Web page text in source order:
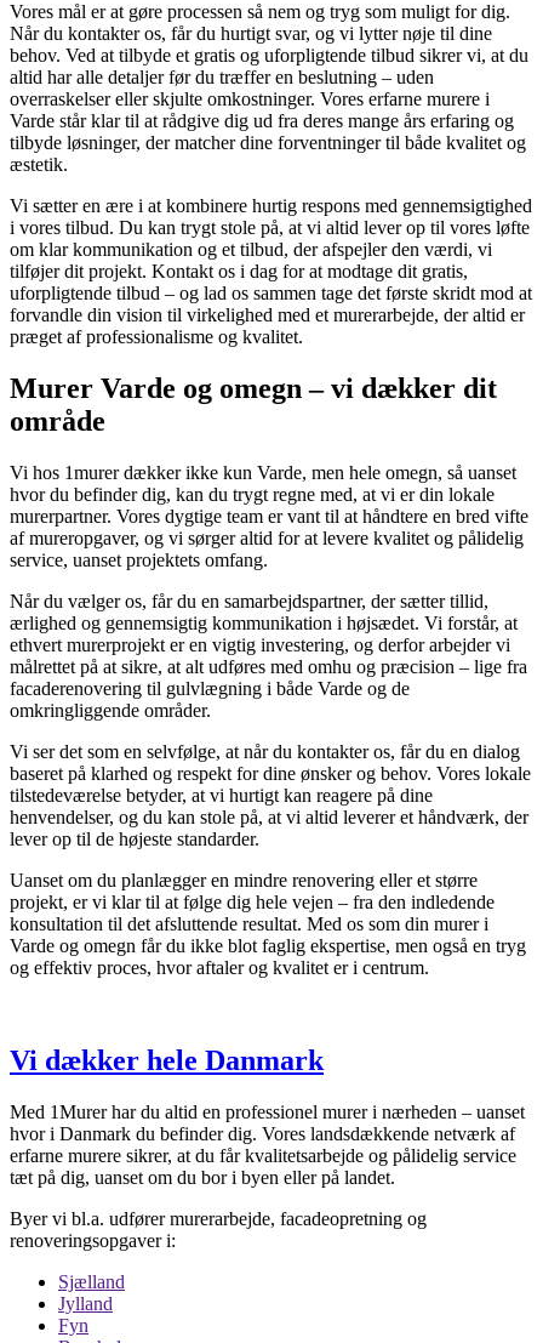
Vores mål er at gøre processen så nem og tryg som muligt for dig.
Når du kontakter os, får du hurtigt svar, og vi lytter nøje til dine
behov. Ved at tilbyde et gratis og uforpligtende tilbud sikrer vi, at du
altid har alle detaljer før du træffer en beslutning – uden
overraskelser eller skjulte omkostninger. Vores erfarne murere i
Varde står klar til at rådgive dig ud fra deres mange års erfaring og
tilbyde løsninger, der matcher dine forventninger til både kvalitet og
æstetik.
Vi sætter en ære i at kombinere hurtig respons med gennemsigtighed
i vores tilbud. Du kan trygt stole på, at vi altid lever op til vores løfte
om klar kommunikation og et tilbud, der afspejler den værdi, vi
tilføjer dit projekt. Kontakt os i dag for at modtage dit gratis,
uforpligtende tilbud – og lad os sammen tage det første skridt mod at
forvandle din vision til virkelighed med et murerarbejde, der altid er
præget af professionalisme og kvalitet.
Murer Varde og omegn – vi dækker dit
område
Vi hos 1murer dækker ikke kun Varde, men hele omegn, så uanset
hvor du befinder dig, kan du trygt regne med, at vi er din lokale
murerpartner. Vores dygtige team er vant til at håndtere en bred vifte
af mureropgaver, og vi sørger altid for at levere kvalitet og pålidelig
service, uanset projektets omfang.
Når du vælger os, får du en samarbejdspartner, der sætter tillid,
ærlighed og gennemsigtig kommunikation i højsædet. Vi forstår, at
ethvert murerprojekt er en vigtig investering, og derfor arbejder vi
målrettet på at sikre, at alt udføres med omhu og præcision – lige fra
facaderenovering til gulvlægning i både Varde og de
omkringliggende områder.
Vi ser det som en selvfølge, at når du kontakter os, får du en dialog
baseret på klarhed og respekt for dine ønsker og behov. Vores lokale
tilstedeværelse betyder, at vi hurtigt kan reagere på dine
henvendelser, og du kan stole på, at vi altid leverer et håndværk, der
lever op til de højeste standarder.
Uanset om du planlægger en mindre renovering eller et større
projekt, er vi klar til at følge dig hele vejen – fra den indledende
konsultation til det afsluttende resultat. Med os som din murer i
Varde og omegn får du ikke blot faglig ekspertise, men også en tryg
og effektiv proces, hvor aftaler og kvalitet er i centrum.
Vi dækker hele Danmark
Med 1Murer har du altid en professionel murer i nærheden – uanset
hvor i Danmark du befinder dig. Vores landsdækkende netværk af
erfarne murere sikrer, at du får kvalitetsarbejde og pålidelig service
tæt på dig, uanset om du bor i byen eller på landet.
Byer vi bl.a. udfører murerarbejde, facadeopretning og
renoveringsopgaver i:
Sjælland
Jylland
Fyn